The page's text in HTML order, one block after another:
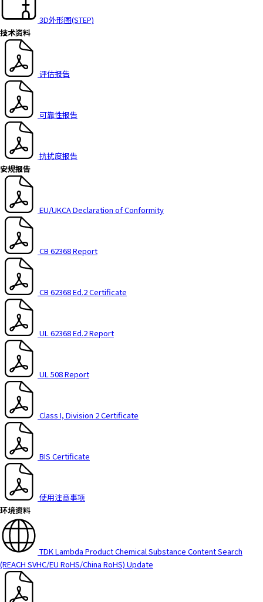
3D外形图(STEP)
技术资料
评估报告
可靠性报告
抗扰度报告
安规报告
EU/UKCA Declaration of Conformity
CB 62368 Report
CB 62368 Ed.2 Certificate
UL 62368 Ed.2 Report
UL 508 Report
Class I, Division 2 Certificate
BIS Certificate
使用注意事项
环境资料
TDK Lambda Product Chemical Substance Content Search
(REACH SVHC/EU RoHS/China RoHS) Update